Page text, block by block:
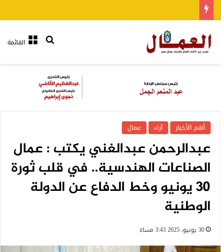
القائمةبحث عن
أهم الأخبار آراء عمال
عبدالرحمن عبدالغني يكتب : عمال
الصناعات الهندسية.. في قلب ثورة
30 يونيو وخط الدفاع عن الدولة
الوطنية
30 يونيو، 2025 3:43 مساءً